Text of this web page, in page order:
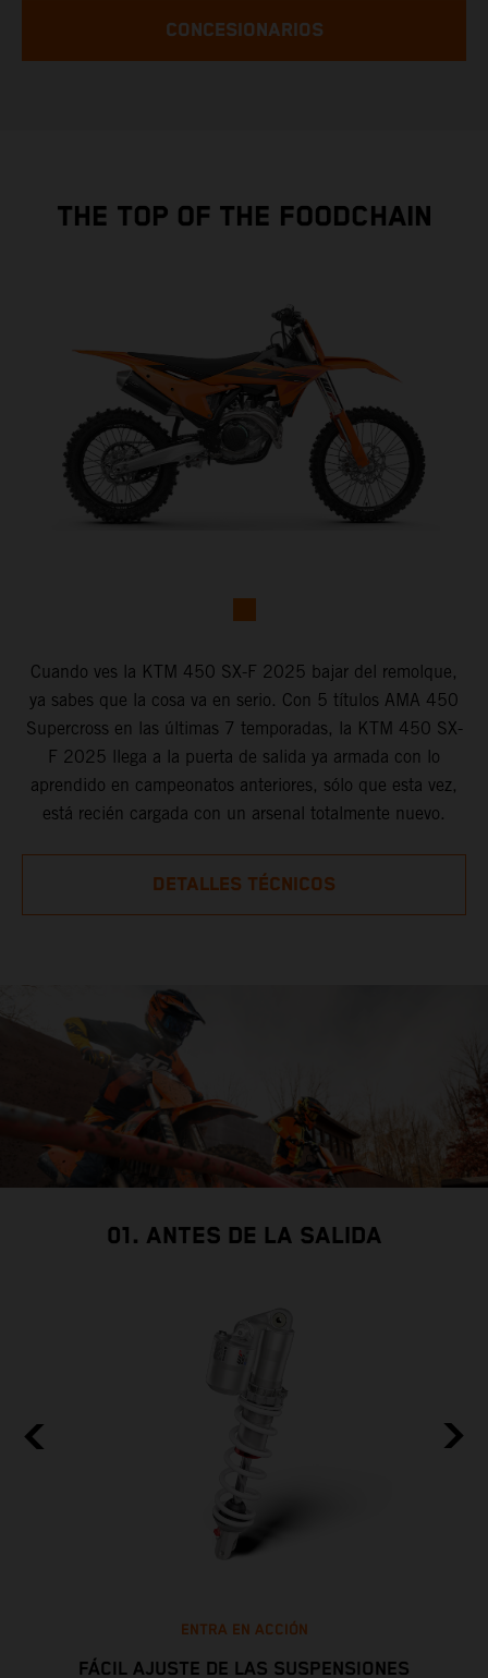
CONCESIONARIOS
THE TOP OF THE FOODCHAIN
Cuando ves la KTM 450 SX-F 2025 bajar del remolque,
ya sabes que la cosa va en serio. Con 5 títulos AMA 450
Supercross en las últimas 7 temporadas, la KTM 450 SX-
F 2025 llega a la puerta de salida ya armada con lo
aprendido en campeonatos anteriores, sólo que esta vez,
está recién cargada con un arsenal totalmente nuevo.
DETALLES TÉCNICOS
01. ANTES DE LA SALIDA
ENTRA EN ACCIÓN
FÁCIL AJUSTE DE LAS SUSPENSIONES